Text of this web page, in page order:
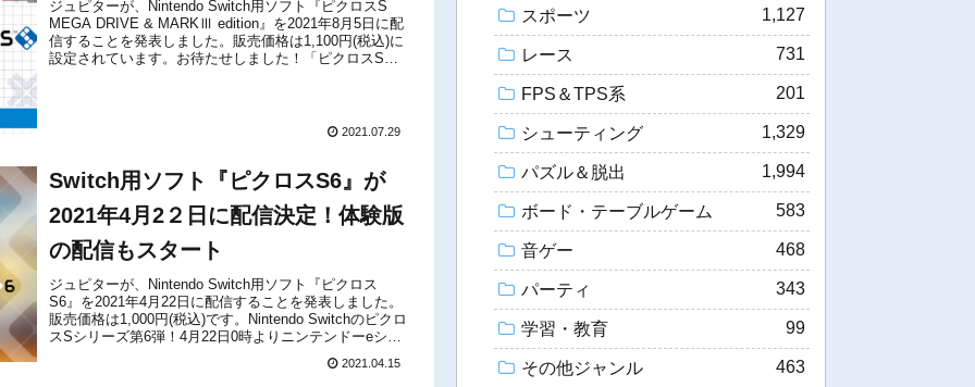
スタート
ジュピターが、Nintendo Switch用ソフト『ピクロスS
MEGA DRIVE & MARKⅢ edition』を2021年8月5日に配
信することを発表しました。販売価格は1,100円(税込)に
設定されています。お待たせしました！「ピクロスS
2021.07.29
Switch用ソフト『ピクロスS6』が
2021年4月2２日に配信決定！体験版
の配信もスタート
ジュピターが、Nintendo Switch用ソフト『ピクロス
S6』を2021年4月22日に配信することを発表しました。
販売価格は1,000円(税込)です。Nintendo Switchのピクロ
スSシリーズ第6弾！4月22日0時よりニンテンドーeショ
2021.04.15
スポーツ 1,127
レース 731
FPS＆TPS系 201
シューティング 1,329
パズル＆脱出 1,994
ボード・テーブルゲーム 583
音ゲー 468
パーティ 343
学習・教育 99
その他ジャンル 463